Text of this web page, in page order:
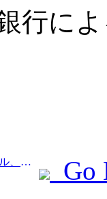
行に
Prev:新疆ウイグル自治区カシュガル、民族間交流の促進に向けた観光振興イベントを開催 Go